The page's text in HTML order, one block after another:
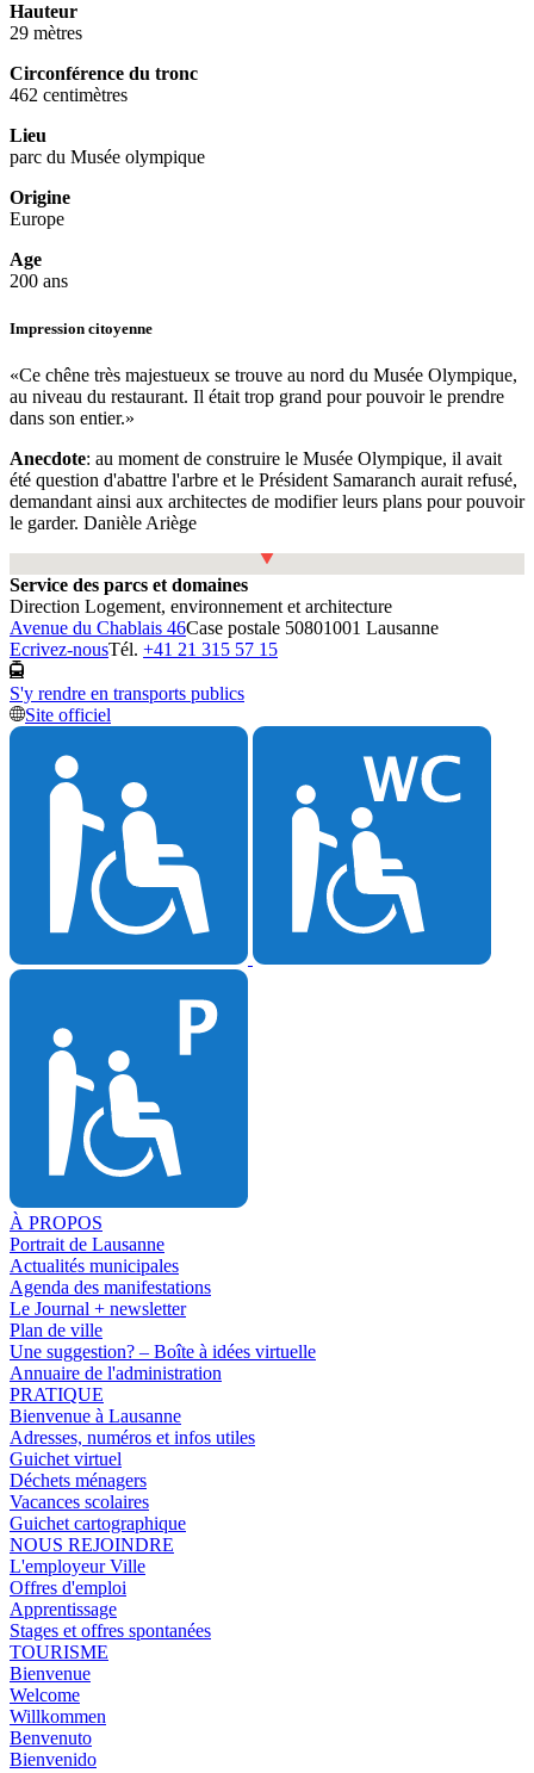
Hauteur
29 mètres
Circonférence du tronc
462 centimètres
Lieu
parc du Musée olympique
Origine
Europe
Age
200 ans
Impression citoyenne
«Ce chêne très majestueux se trouve au nord du Musée Olympique,
au niveau du restaurant. Il était trop grand pour pouvoir le prendre
dans son entier.»
Anecdote: au moment de construire le Musée Olympique, il avait
été question d'abattre l'arbre et le Président Samaranch aurait refusé,
demandant ainsi aux architectes de modifier leurs plans pour pouvoir
le garder. Danièle Ariège
Service des parcs et domaines
Direction Logement, environnement et architecture
Avenue du Chablais 46Case postale 50801001 Lausanne
Ecrivez-nousTél. +41 21 315 57 15
S'y rendre en transports publics
Site officiel
À PROPOS
Portrait de Lausanne
Actualités municipales
Agenda des manifestations
Le Journal + newsletter
Plan de ville
Une suggestion? – Boîte à idées virtuelle
Annuaire de l'administration
PRATIQUE
Bienvenue à Lausanne
Adresses, numéros et infos utiles
Guichet virtuel
Déchets ménagers
Vacances scolaires
Guichet cartographique
NOUS REJOINDRE
L'employeur Ville
Offres d'emploi
Apprentissage
Stages et offres spontanées
TOURISME
Bienvenue
Welcome
Willkommen
Benvenuto
Bienvenido